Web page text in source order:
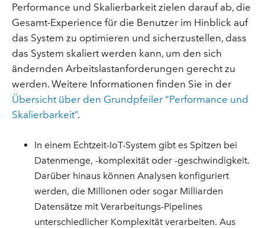
Performance und Skalierbarkeit zielen darauf ab, die
Gesamt-Experience für die Benutzer im Hinblick auf
das System zu optimieren und sicherzustellen, dass
das System skaliert werden kann, um den sich
ändernden Arbeitslastanforderungen gerecht zu
werden. Weitere Informationen finden Sie in der
Übersicht über den Grundpfeiler “Performance und
Skalierbarkeit”.
In einem Echtzeit-IoT-System gibt es Spitzen bei
Datenmenge, -komplexität oder -geschwindigkeit.
Darüber hinaus können Analysen konfiguriert
werden, die Millionen oder sogar Milliarden
Datensätze mit Verarbeitungs-Pipelines
unterschiedlicher Komplexität verarbeiten. Aus